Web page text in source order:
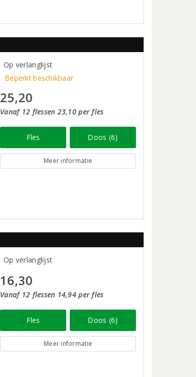
Op verlanglijst
Beperkt beschikbaar
25,20
Vanaf 12 flessen 23,10 per fles
Fles Doos (6)
Meer informatie
Op verlanglijst
16,30
Vanaf 12 flessen 14,94 per fles
Fles Doos (6)
Meer informatie